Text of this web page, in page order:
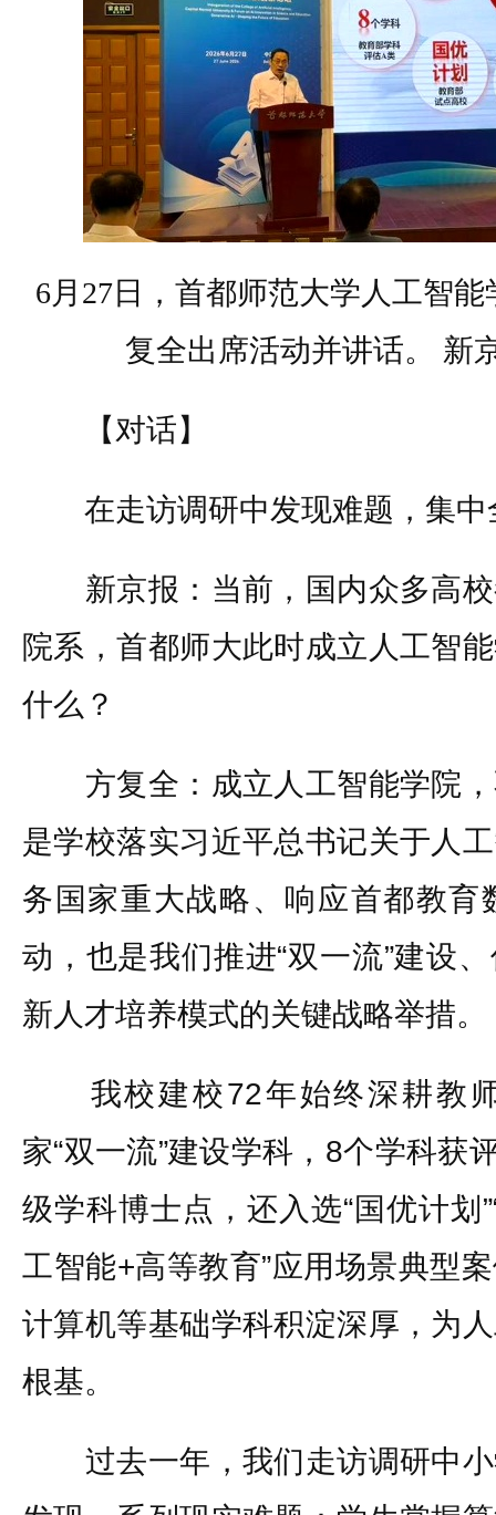
6月27日，首都师范大学人工智
复全出席活动并讲话。 新
【对话】
在走访调研中发现难题，集中
新京报：当前，国内众多高校
院系，首都师大此时成立人工智
什么？
方复全：成立人工智能学院，
是学校落实习近平总书记关于人
务国家重大战略、响应首都教育
动，也是我们推进“双一流”建设
新人才培养模式的关键战略举措。
我校建校72年始终深耕教师
家“双一流”建设学科，8个学科获
级学科博士点，还入选“国优计划
工智能+高等教育”应用场景典型
计算机等基础学科积淀深厚，为
根基。
过去一年，我们走访调研中小